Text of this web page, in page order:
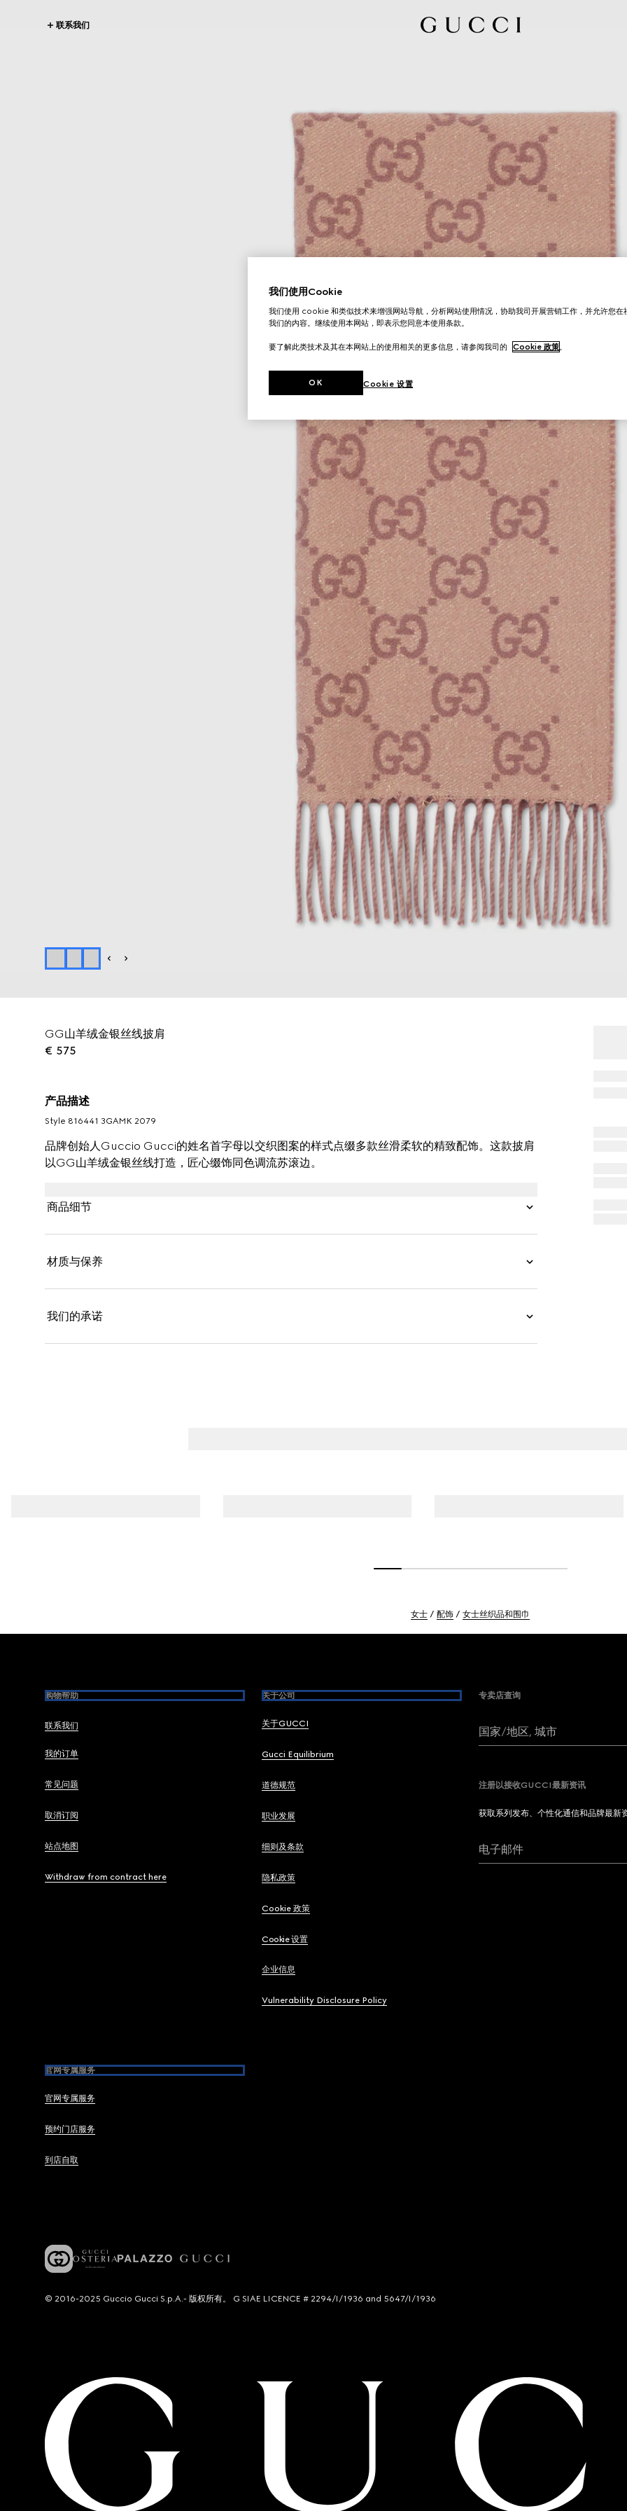
联系我们
GG山羊绒金银丝线披肩
€ 575
产品描述
Style ‎816441 3GAMK 2079
品牌创始人Guccio Gucci的姓名首字母以交织图案的样式点缀多款丝滑柔软的精致配饰。这款披肩
以GG山羊绒金银丝线打造，匠心缀饰同色调流苏滚边。
商品细节
材质与保养
我们的承诺
女士 配饰 女士丝织品和围巾
购物帮助
联系我们
我的订单
常见问题
取消订阅
站点地图
Withdraw from contract here
关于公司
关于GUCCI
Gucci Equilibrium
道德规范
职业发展
细则及条款
隐私政策
Cookie 政策
Cookie 设置
企业信息
Vulnerability Disclosure Policy
官网专属服务
官网专属服务
预约门店服务
到店自取
专卖店查询
国家/地区, 城市
注册以接收GUCCI最新资讯
获取系列发布、个性化通信和品牌最新
电子邮件
© 2016-2025 Guccio Gucci S.p.A.- 版权所有。 G SIAE LICENCE # 2294/I/1936 and 5647/I/1936
我们使用Cookie
我们使用 cookie 和类似技术来增强网站导航，分析网站使用情况，协助我司开展营销工作，并允许您在
我们的内容。继续使用本网站，即表示您同意本使用条款。
要了解此类技术及其在本网站上的使用相关的更多信息，请参阅我司的 Cookie 政策。
Cookie 设置
OK